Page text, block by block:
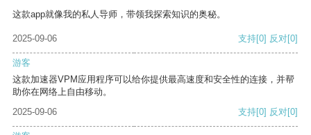
这款app就像我的私人导师，带领我探索知识的奥秘。
2025-09-06 支持[0] 反对[0]
游客
这款加速器VPM应用程序可以给你提供最高速度和安全性的连接，并帮
助你在网络上自由移动。
2025-09-06
支持[0] 反对[0]